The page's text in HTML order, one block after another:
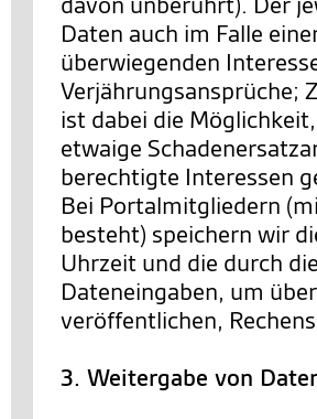
Daten auch im Falle
überwiegenden
Verjährungsansprüche;
ist dabei die
etwaige
berechtigte Interessen
Bei Portalmitgliedern
besteht) speichern wir
Uhrzeit und die durch
Dateneingaben, um
veröffentlichen,
3. Weitergabe von